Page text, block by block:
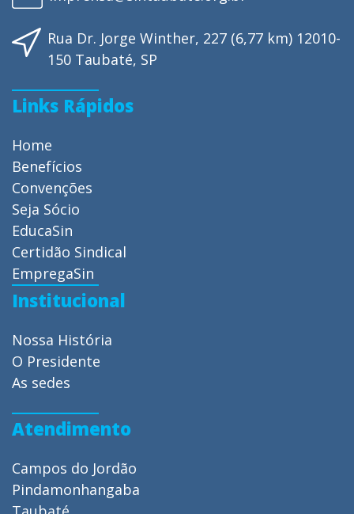
Rua Dr. Jorge Winther, 227 (6,77 km) 12010-
150 Taubaté, SP
Links Rápidos
Home
Benefícios
Convenções
Seja Sócio
EducaSin
Certidão Sindical
EmpregaSin
Institucional
Nossa História
O Presidente
As sedes
Atendimento
Campos do Jordão
Pindamonhangaba